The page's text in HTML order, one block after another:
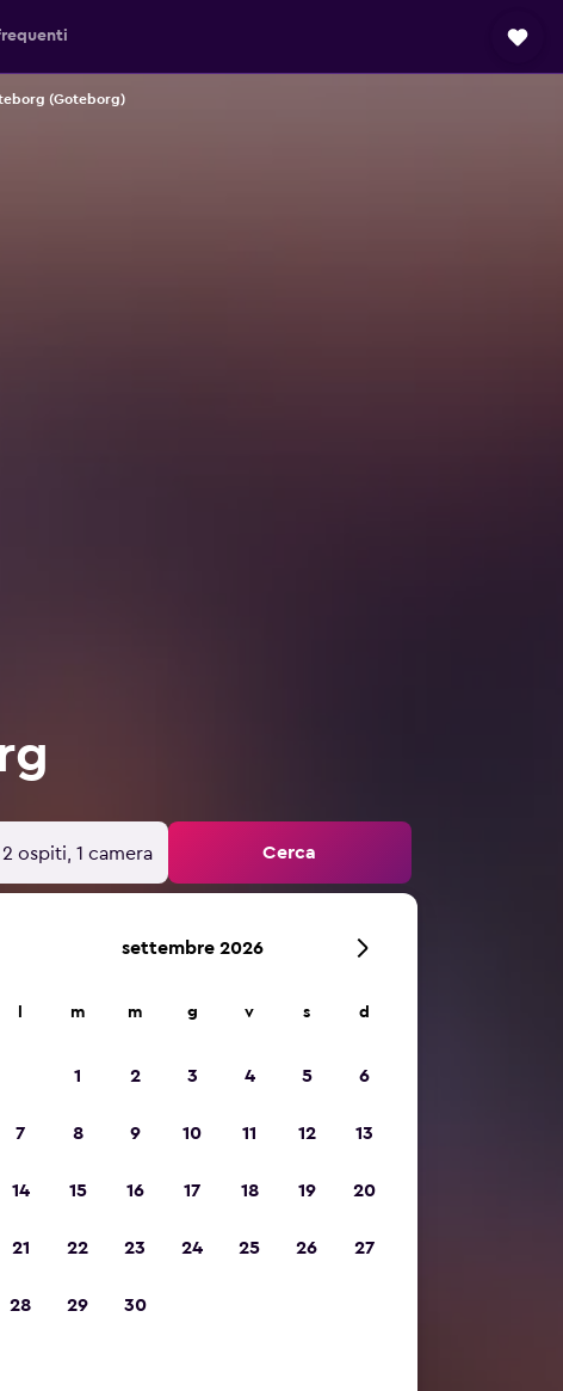
(Goteborg)
2 ospiti, 1 camera Cerca
settembre 2026
m m g v s d
1 2 3 4 5 6
7 8 9 10 11 12 13
14 15 16 17 18 19 20
21 22 23 24 25 26 27
28 29 30